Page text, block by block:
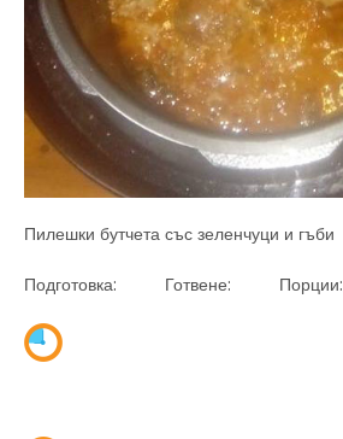
Пилешки бутчета със зеленчуци и гъби
Подготовка: Готвене: Порции: